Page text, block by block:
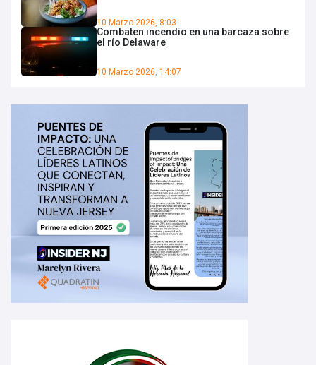
10 Marzo 2026, 8:03
Combaten incendio en una barcaza sobre
el río Delaware
10 Marzo 2026, 14:07